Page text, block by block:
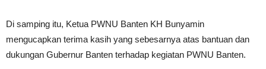
Di samping itu, Ketua PWNU Banten KH Bunyamin
mengucapkan terima kasih yang sebesarnya atas bantuan dan
dukungan Gubernur Banten terhadap kegiatan PWNU Banten.